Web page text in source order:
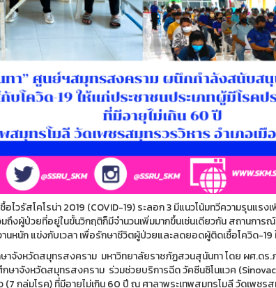
ไวรัสโคโรน่า 2019 (COVID-19) ระลอก 3 มีแนวโน้มทวีความรุนแ
ถึงผู้ป่วยที่อยู่ในขั้นวิกฤติก็มีจำนวนเพิ่มมากขึ้นเช่นเดียวกัน สถานการ
หนัก แข่งกับเวลา เพื่อรักษาชีวิตผู้ป่วยและลดยอดผู้ติดเชื้อโควิด-19
าจังหวัดสมุทรสงคราม มหาวิทยาลัยราชภัฏสวนสุนันทา โดย ผศ.ด
ษาจังหวัดสมุทรสงคราม ร่วมช่วยบริการฉีด วัคซีนซิโนแวค
(7 กลุ่มโรค) ที่มีอายุไม่เกิน 60 ปี ณ ศาลาพระเทพสมุทรโมลี วัดเพชร